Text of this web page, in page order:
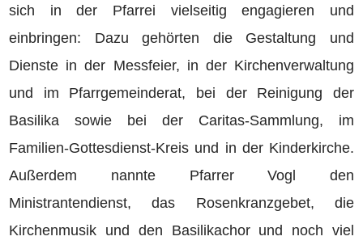
sich in der Pfarrei vielseitig engagieren und
einbringen: Dazu gehörten die Gestaltung und
Dienste in der Messfeier, in der Kirchenverwaltung
und im Pfarrgemeinderat, bei der Reinigung der
Basilika sowie bei der Caritas-Sammlung, im
Familien-Gottesdienst-Kreis und in der Kinderkirche.
Außerdem nannte Pfarrer Vogl den
Ministrantendienst, das Rosenkranzgebet, die
Kirchenmusik und den Basilikachor und noch viel